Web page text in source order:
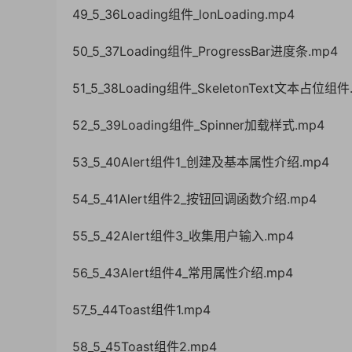
49_5_36Loading组件_lonLoading.mp4
50_5_37Loading组件_ProgressBar进度条.mp4
51_5_38Loading组件_SkeletonText文本占位组
52_5_39Loading组件_Spinner加载样式.mp4
53_5_40Alert组件1_创建及基本属性介绍.mp4
54_5_41Alert组件2_按钮回调函数介绍.mp4
55_5_42Alert组件3_收集用户输入.mp4
56_5_43Alert组件4_常用属性介绍.mp4
57_5_44Toast组件1.mp4
58_5_45Toast组件2.mp4